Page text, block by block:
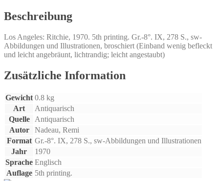
Beschreibung
Los Angeles: Ritchie, 1970. 5th printing. Gr.-8°. IX, 278 S., sw-
Abbildungen und Illustrationen, broschiert (Einband wenig befleckt
und leicht angebräunt, lichtrandig; leicht angestaubt)
Zusätzliche Information
Gewicht 0.8 kg
Art
Antiquarisch
Quelle
Antiquarisch
Autor
Nadeau, Remi
Format Gr.-8°. IX, 278 S., sw-Abbildungen und Illustrationen
Jahr
1970
Sprache Englisch
Auflage 5th printing.